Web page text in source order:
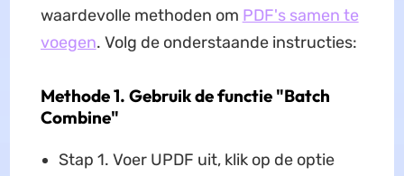
waardevolle methoden om PDF's samen te
voegen. Volg de onderstaande instructies:
Methode 1. Gebruik de functie "Batch
Combine"
Stap 1. Voer UPDF uit, klik op de optie